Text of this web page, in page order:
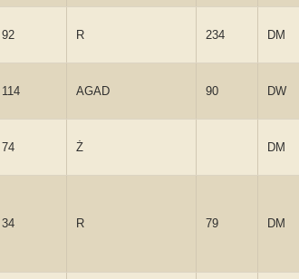
92 R 234 DM
114 AGAD 90 DW
74 Ż DM
34 R 79 DM